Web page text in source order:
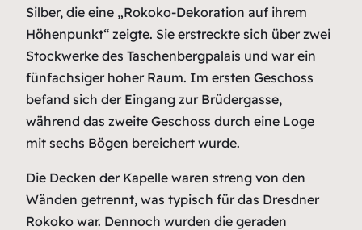
Silber, die eine „Rokoko-Dekoration auf ihrem
Höhenpunkt“ zeigte. Sie erstreckte sich über zwei
Stockwerke des Taschenbergpalais und war ein
fünfachsiger hoher Raum. Im ersten Geschoss
befand sich der Eingang zur Brüdergasse,
während das zweite Geschoss durch eine Loge
mit sechs Bögen bereichert wurde.
Die Decken der Kapelle waren streng von den
Wänden getrennt, was typisch für das Dresdner
Rokoko war. Dennoch wurden die geraden